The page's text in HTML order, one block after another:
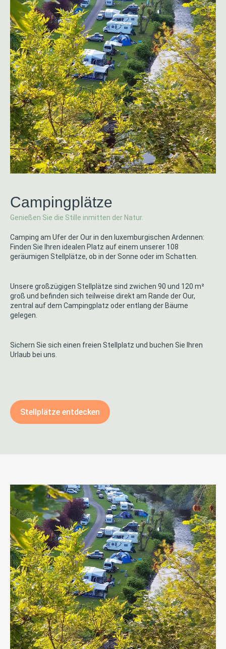
Campingplätze
Genießen Sie die Stille inmitten der Natur.
Camping am Ufer der Our in den luxemburgischen Ardennen:
Finden Sie Ihren idealen Platz auf einem unserer 108
geräumigen Stellplätze, ob in der Sonne oder im Schatten.
Unsere großzügigen Stellplätze sind zwichen 90 und 120 m²
groß und befinden sich teilweise direkt am Rande der Our,
zentral auf dem Campingplatz oder entlang der Bäume
gelegen.
Sichern Sie sich einen freien Stellplatz und buchen Sie Ihren
Urlaub bei uns.
Stellplätze entdecken